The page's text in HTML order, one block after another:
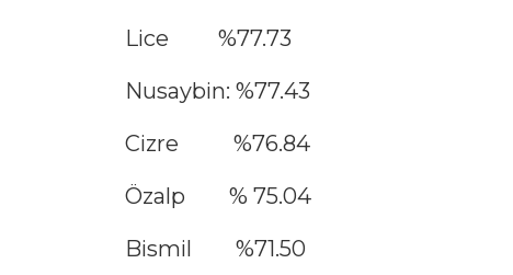
Lice %77.73
Nusaybin: %77.43
Cizre %76.84
Özalp % 75.04
Bismil %71.50